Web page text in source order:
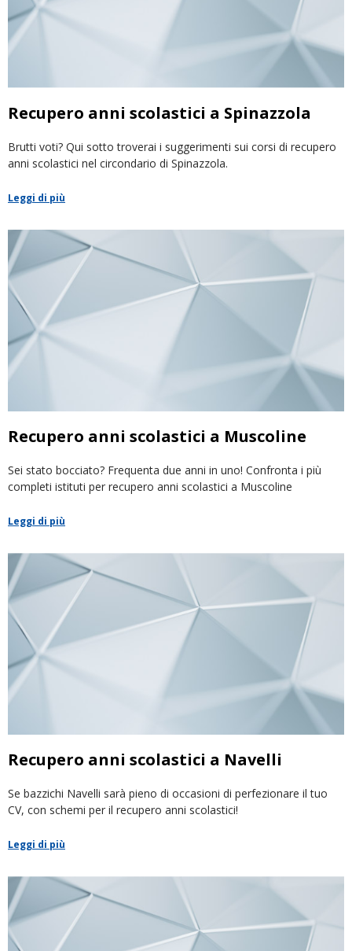
Recupero anni scolastici a Spinazzola
Brutti voti? Qui sotto troverai i suggerimenti sui corsi di recupero
anni scolastici nel circondario di Spinazzola.
Leggi di più
Recupero anni scolastici a Muscoline
Sei stato bocciato? Frequenta due anni in uno! Confronta i più
completi istituti per recupero anni scolastici a Muscoline
Leggi di più
Recupero anni scolastici a Navelli
Se bazzichi Navelli sarà pieno di occasioni di perfezionare il tuo
CV, con schemi per il recupero anni scolastici!
Leggi di più